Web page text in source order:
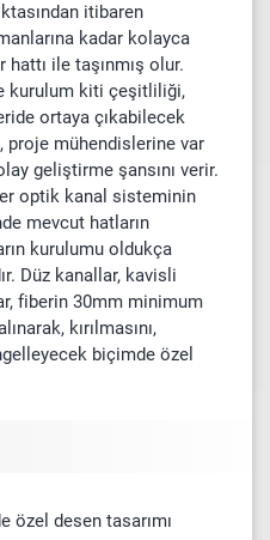
itibaren
kadar kolayca
ile taşınmış olur.
kurulum kiti çeşitliliği,
ortaya çıkabilecek
mühendislerine var
geliştirme şansını verir.
optik kanal sisteminin
mevcut hatların
kurulumu oldukça
Düz kanallar, kavisli
fiberin 30mm minimum
kırılmasını,
biçimde özel
özel desen tasarımı